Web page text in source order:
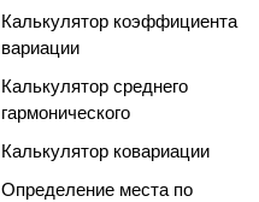
Калькулятор коэффициента
вариации
Калькулятор среднего
гармонического
Калькулятор ковариации
Определение места по